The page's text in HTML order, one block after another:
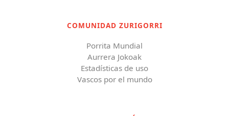
COMUNIDAD ZURIGORRI
Porrita Mundial
Aurrera Jokoak
Estadísticas de uso
Vascos por el mundo